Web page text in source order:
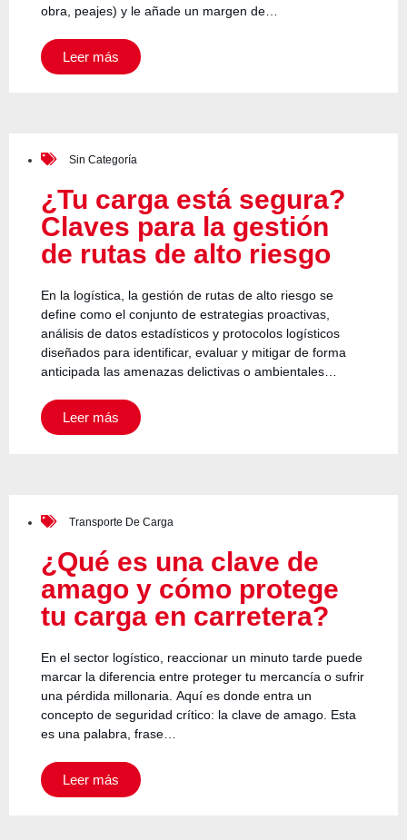
obra, peajes) y le añade un margen de…
Leer más
Sin Categoría
¿Tu carga está segura?
Claves para la gestión
de rutas de alto riesgo
En la logística, la gestión de rutas de alto riesgo se
define como el conjunto de estrategias proactivas,
análisis de datos estadísticos y protocolos logísticos
diseñados para identificar, evaluar y mitigar de forma
anticipada las amenazas delictivas o ambientales…
Leer más
Transporte De Carga
¿Qué es una clave de
amago y cómo protege
tu carga en carretera?
En el sector logístico, reaccionar un minuto tarde puede
marcar la diferencia entre proteger tu mercancía o sufrir
una pérdida millonaria. Aquí es donde entra un
concepto de seguridad crítico: la clave de amago. Esta
es una palabra, frase…
Leer más